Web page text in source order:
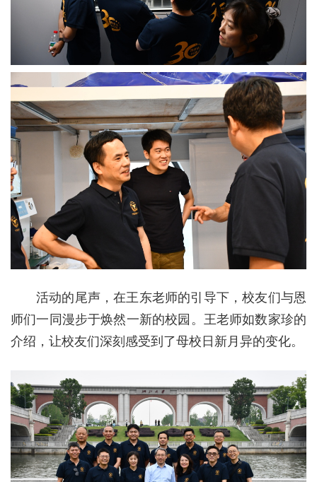
活动的尾声，在王东老师的引导下，校友们与恩
师们一同漫步于焕然一新的校园。王老师如数家珍的
介绍，让校友们深刻感受到了母校日新月异的变化。